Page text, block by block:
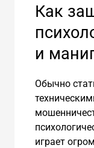
Как
и
Обычно
играет